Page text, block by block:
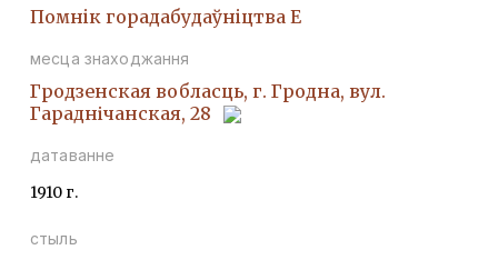
Помнiк горадабудаўнiцтва Е
месца знаходжання
Гродзенская вобласць, г. Гродна, вул.
Гараднічанская, 28
датаванне
1910 г.
стыль